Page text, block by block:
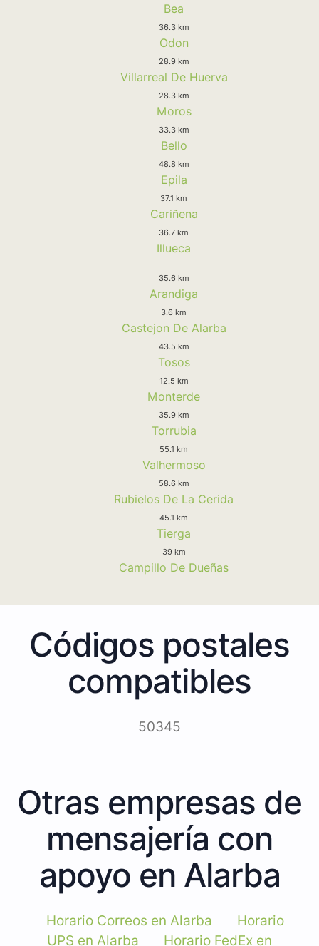
Bea
36.3 km
Odon
28.9 km
Villarreal De Huerva
28.3 km
Moros
33.3 km
Bello
48.8 km
Epila
37.1 km
Cariñena
36.7 km
Illueca
35.6 km
Arandiga
3.6 km
Castejon De Alarba
43.5 km
Tosos
12.5 km
Monterde
35.9 km
Torrubia
55.1 km
Valhermoso
58.6 km
Rubielos De La Cerida
45.1 km
Tierga
39 km
Campillo De Dueñas
Códigos postales
compatibles
50345
Otras empresas de
mensajería con
apoyo en Alarba
Horario Correos en Alarba
Horario
UPS en Alarba
Horario FedEx en